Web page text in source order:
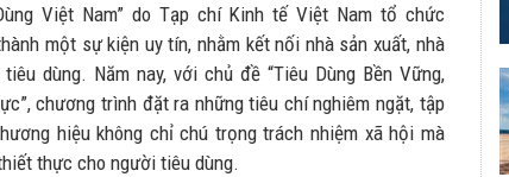
Việt Nam” do Tạp chí Kinh tế Việt Nam tổ chức
một sự kiện uy tín, nhằm kết nối nhà sản xuất, nhà
dùng. Năm nay, với chủ đề “Tiêu Dùng Bền Vững,
chương trình đặt ra những tiêu chí nghiêm ngặt, tập
hiệu không chỉ chú trọng trách nhiệm xã hội mà
thực cho người tiêu dùng.